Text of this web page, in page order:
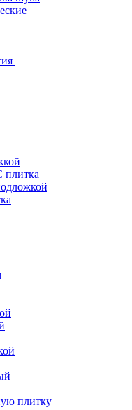
плитка
плитку